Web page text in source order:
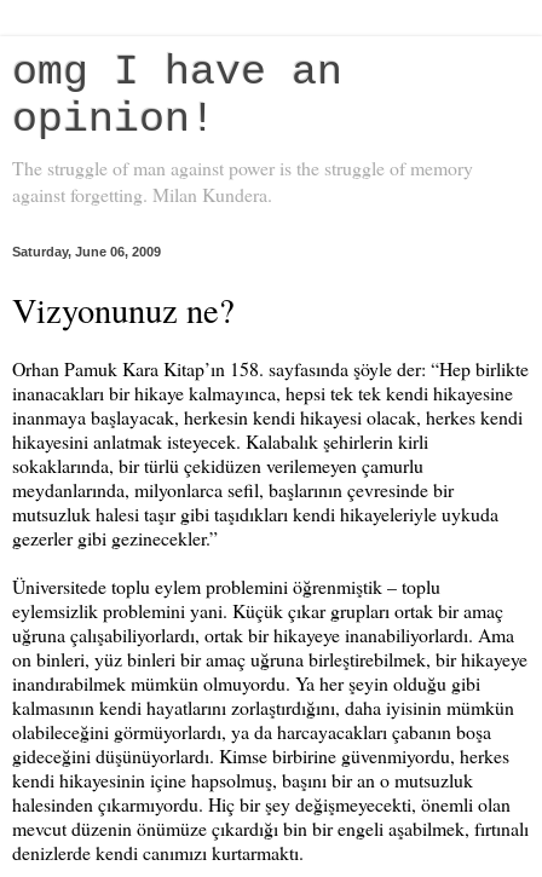
omg I have an
opinion!
The struggle of man against power is the struggle of memory
against forgetting. Milan Kundera.
Saturday, June 06, 2009
Vizyonunuz ne?
Orhan Pamuk Kara Kitap’ın 158. sayfasında şöyle der: “Hep birlikte
inanacakları bir hikaye kalmayınca, hepsi tek tek kendi hikayesine
inanmaya başlayacak, herkesin kendi hikayesi olacak, herkes kendi
hikayesini anlatmak isteyecek. Kalabalık şehirlerin kirli
sokaklarında, bir türlü çekidüzen verilemeyen çamurlu
meydanlarında, milyonlarca sefil, başlarının çevresinde bir
mutsuzluk halesi taşır gibi taşıdıkları kendi hikayeleriyle uykuda
gezerler gibi gezinecekler.”
Üniversitede toplu eylem problemini öğrenmiştik – toplu
eylemsizlik problemini yani. Küçük çıkar grupları ortak bir amaç
uğruna çalışabiliyorlardı, ortak bir hikayeye inanabiliyorlardı. Ama
on binleri, yüz binleri bir amaç uğruna birleştirebilmek, bir hikayeye
inandırabilmek mümkün olmuyordu. Ya her şeyin olduğu gibi
kalmasının kendi hayatlarını zorlaştırdığını, daha iyisinin mümkün
olabileceğini görmüyorlardı, ya da harcayacakları çabanın boşa
gideceğini düşünüyorlardı. Kimse birbirine güvenmiyordu, herkes
kendi hikayesinin içine hapsolmuş, başını bir an o mutsuzluk
halesinden çıkarmıyordu. Hiç bir şey değişmeyecekti, önemli olan
mevcut düzenin önümüze çıkardığı bin bir engeli aşabilmek, fırtınalı
denizlerde kendi canımızı kurtarmaktı.